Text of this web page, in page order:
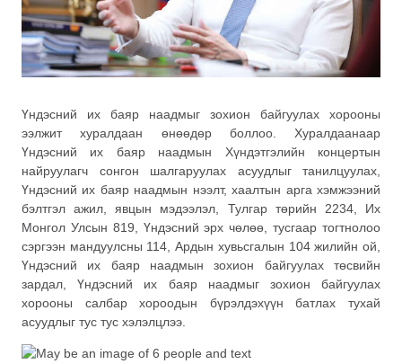
Үндэсний их баяр наадмыг зохион байгуулах хорооны
ээлжит хуралдаан өнөөдөр боллоо. Хуралдаанаар
Үндэсний их баяр наадмын Хүндэтгэлийн концертын
найруулагч сонгон шалгаруулах асуудлыг танилцуулах,
Үндэсний их баяр наадмын нээлт, хаалтын арга хэмжээний
бэлтгэл ажил, явцын мэдээлэл, Тулгар төрийн 2234, Их
Монгол Улсын 819, Үндэсний эрх чөлөө, тусгаар тогтнолоо
сэргээн мандуулсны 114, Ардын хувьсгалын 104 жилийн ой,
Үндэсний их баяр наадмын зохион байгуулах төсвийн
зардал, Үндэсний их баяр наадмыг зохион байгуулах
хорооны салбар хороодын бүрэлдэхүүн батлах тухай
асуудлыг тус тус хэлэлцлээ.